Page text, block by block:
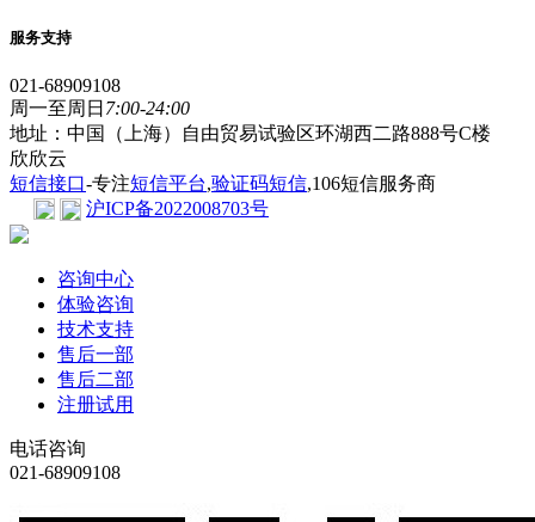
服务支持
021-68909108
周一至周日 7:00-24:00
地址：中国（上海）自由贸易试验区环湖西二路888号C楼
欣欣云
短信接口-专注短信平台,验证码短信,106短信服务商
沪ICP备2022008703号
咨询中心
体验咨询
技术支持
售后一部
售后二部
注册试用
电话咨询
021-68909108